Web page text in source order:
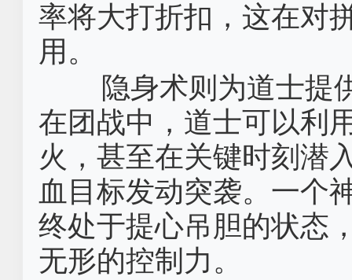
率将大打折扣，这在对
用。
隐身术则为道士提
在团战中，道士可以利
火，甚至在关键时刻潜
血目标发动突袭。一个
终处于提心吊胆的状态
无形的控制力。